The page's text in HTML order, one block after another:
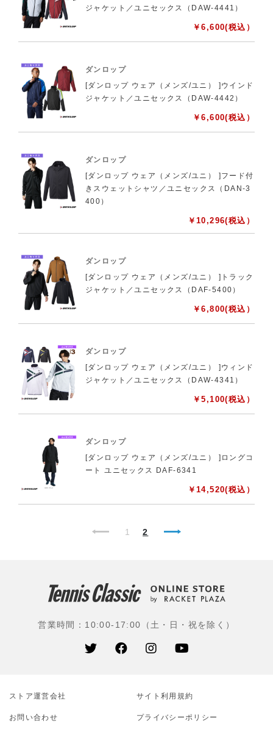
ジャケット／ユニセックス（DAW-4441）
￥6,600(税込）
ダンロップ
[ダンロップ ウェア（メンズ/ユニ） ]ウインド
ジャケット／ユニセックス（DAW-4442）
￥6,600(税込）
ダンロップ
[ダンロップ ウェア（メンズ/ユニ） ]フード付
きスウェットシャツ／ユニセックス（DAN-3
400）
￥ 10,296(税込）
ダンロップ
[ダンロップ ウェア（メンズ/ユニ） ]トラック
ジャケット／ユニセックス（DAF-5400）
￥6,800(税込）
ダンロップ
[ダンロップ ウェア（メンズ/ユニ） ]ウィンド
ジャケット／ユニセックス（DAW-4341）
￥5,100(税込）
ダンロップ
[ダンロップ ウェア（メンズ/ユニ） ]ロングコ
ート ユニセックス DAF-6341
￥ 14,520(税込）
1 2
営業時間：10:00-17:00（土・日・祝を除く）
ストア運営会社 サイト利⽤規約
お問い合わせ プライバシーポリシー